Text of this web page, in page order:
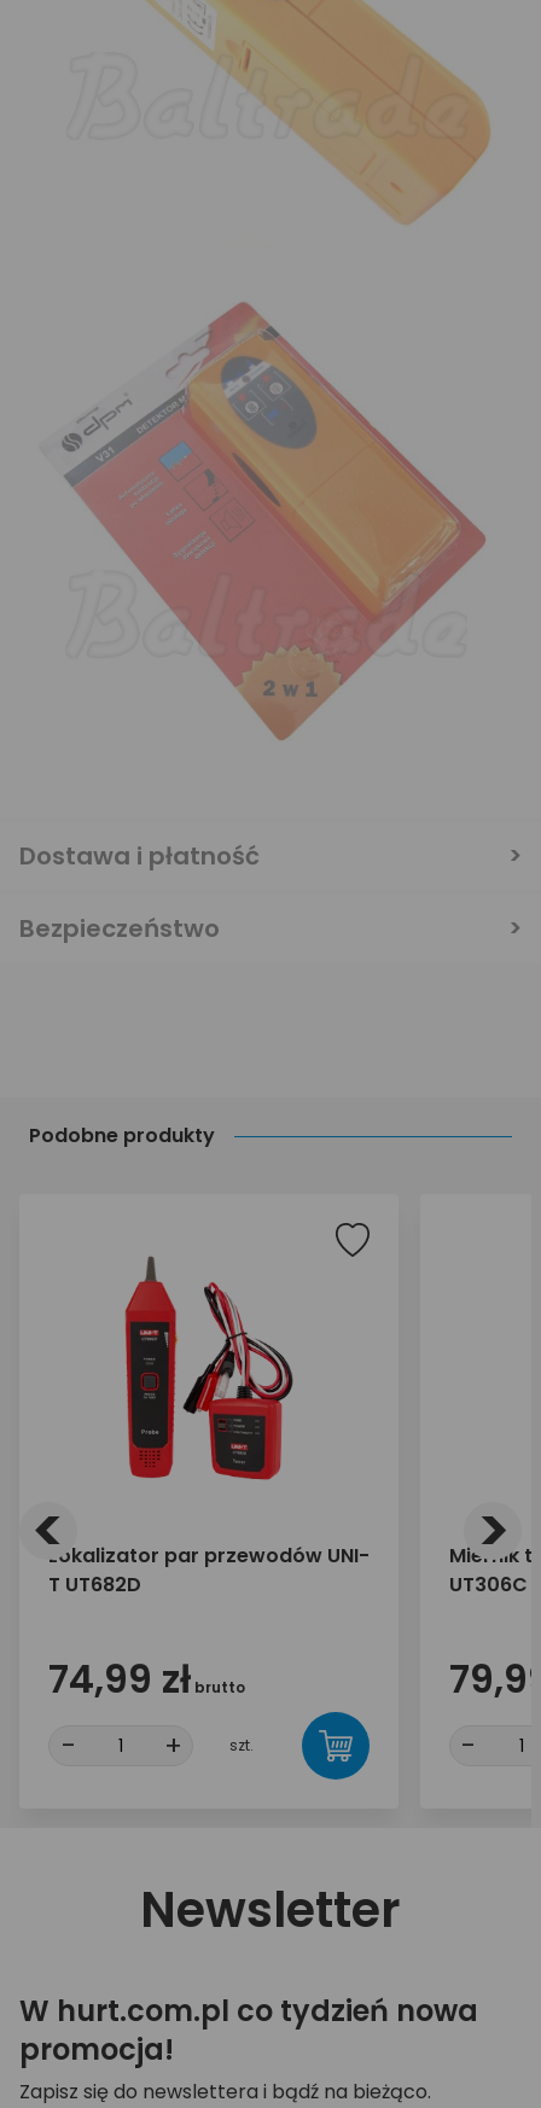
Podobne produkty
Lokalizator par przewodów UNI-
T UT682D
74,99 zł brutto
- + szt.
Miernik
UT306C
-
< >
Dostawa i płatność
Bezpieczeństwo
Newsletter
W hurt.com.pl co tydzień nowa
promocja!
Zapisz się do newslettera i bądź na bieżąco.